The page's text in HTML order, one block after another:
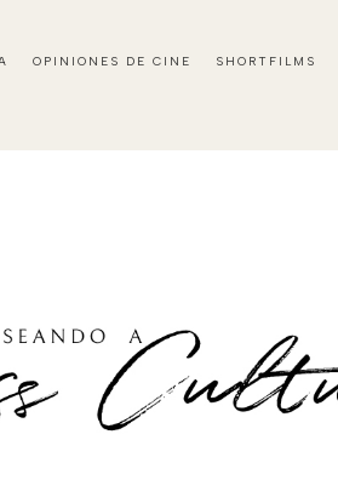
OPINIONES DE CINE SHORTFILMS